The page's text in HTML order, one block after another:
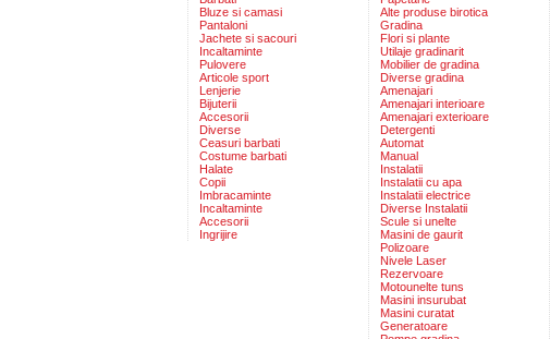
Bluze si camasi
Pantaloni
Jachete si sacouri
Incaltaminte
Pulovere
Articole sport
Lenjerie
Bijuterii
Accesorii
Diverse
Ceasuri barbati
Costume barbati
Halate
Copii
Imbracaminte
Incaltaminte
Accesorii
Ingrijire
Alte produse birotica
Gradina
Flori si plante
Utilaje gradinarit
Mobilier de gradina
Diverse gradina
Amenajari
Amenajari interioare
Amenajari exterioare
Detergenti
Automat
Manual
Instalatii
Instalatii cu apa
Instalatii electrice
Diverse Instalatii
Scule si unelte
Masini de gaurit
Polizoare
Nivele Laser
Rezervoare
Motounelte tuns
Masini insurubat
Masini curatat
Generatoare